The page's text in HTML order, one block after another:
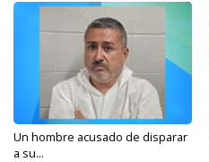
Un hombre acusado de disparar
a su...